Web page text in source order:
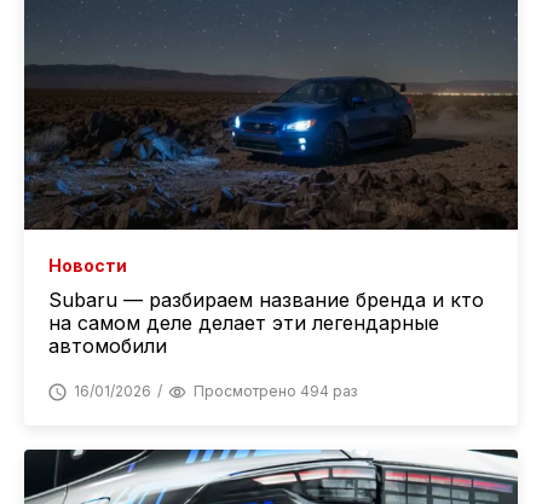
Новости
Subaru — разбираем название бренда и кто
на самом деле делает эти легендарные
автомобили
16/01/2026 Просмотрено 494 раз